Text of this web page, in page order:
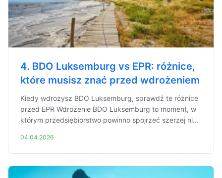
4. BDO Luksemburg vs EPR: różnice,
które musisz znać przed wdrożeniem
Kiedy wdrożysz BDO Luksemburg, sprawdź te różnice
przed EPR Wdrożenie BDO Luksemburg to moment, w
którym przedsiębiorstwo powinno spojrzeć szerzej ni...
04.04.2026